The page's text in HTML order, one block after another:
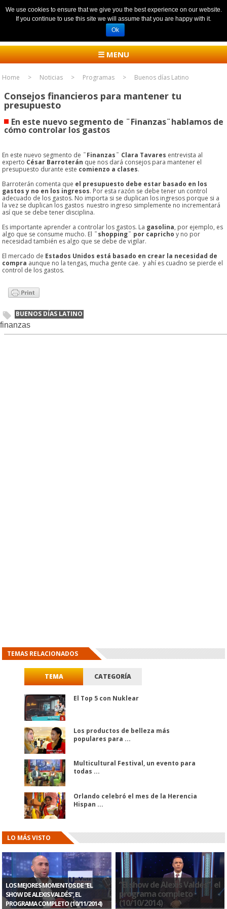
☰ MENU
Home Noticias Programas Buenos días Latino
Consejos financieros para mantener tu
presupuesto
En este nuevo segmento de ¨Finanzas¨hablamos de
cómo controlar los gastos
En este nuevo segmento de ¨Finanzas¨ Clara Tavares entrevista al
experto César Barroterán que nos dará consejos para mantener el
presupuesto durante este comienzo a clases.
Barroterán comenta que el presupuesto debe estar basado en los
gastos y no en los ingresos. Por esta razón se debe tener un control
adecuado de los gastos. No importa si se duplican los ingresos porque si a
la vez se duplican los gastos nuestro ingreso simplemente no incrementará
así que se debe tener disciplina.
Es importante aprender a controlar los gastos. La gasolina, por ejemplo, es
algo que se consume mucho. El ¨shopping¨ por capricho y no por
necesidad también es algo que se debe de vigilar.
El mercado de Estados Unidos está basado en crear la necesidad de
compra aunque no la tengas, mucha gente cae. y ahí es cuadno se pierde el
control de los gastos.
BUENOS DÍAS LATINO
finanzas
TEMAS RELACIONADOS
TEMA CATEGORÍA
El Top 5 con Nuklear
Los productos de belleza más
populares para ...
Multicultural Festival, un evento para
todas ...
Orlando celebró el mes de la Herencia
Hispan ...
LO MÁS VISTO
LOS MEJORES MOMENTOS DE “EL
SHOW DE ALEXIS VALDÉS”, EL
PROGRAMA COMPLETO (10/11/2014)
“El show de Alexis Valdés”, el
programa completo
(10/10/2014)
We use cookies to ensure that we give you the best experience on our website.
If you continue to use this site we will assume that you are happy with it.
Ok